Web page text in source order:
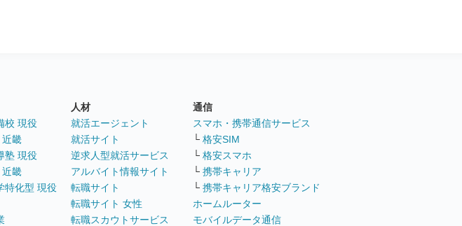
校 現役
近畿
塾 現役
近畿
特化型 現役
人材
就活エージェント
就活サイト
逆求人型就活サービス
アルバイト情報サイト
転職サイト
転職サイト 女性
転職スカウトサービス
通信
スマホ・携帯通信サービス
└ 格安SIM
└ 格安スマホ
└ 携帯キャリア
└ 携帯キャリア格安ブランド
ホームルーター
モバイルデータ通信